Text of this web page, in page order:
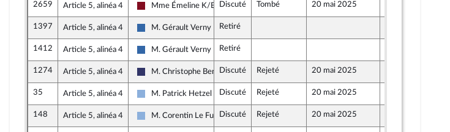
2659 Article 5, alinéa 4
Gauche Démocrate et Républicaine
Mme Émeline K/BidiDiscuté Tombé 20 mai 2025
1397 Article 5, alinéa 4
UDR
M. Gérault Verny Retiré
1412 Article 5, alinéa 4
UDR
M. Gérault Verny Retiré
1274 Article 5, alinéa 4
Rassemblement National
M. Christophe BentzDiscuté Rejeté 20 mai 2025
35 Article 5, alinéa 4
Droite Républicaine
M. Patrick Hetzel Discuté Rejeté 20 mai 2025
148 Article 5, alinéa 4
Droite Républicaine
M. Corentin Le Fur Discuté Rejeté 20 mai 2025